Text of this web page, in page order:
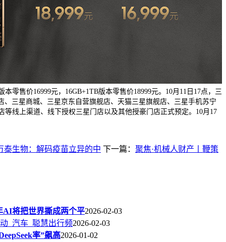
本零售价16999元，16GB+1TB版本零售价18999元。10月11日17点，三
、三星商城、三星京东自营旗舰店、天猫三星旗舰店、三星手机苏宁
等线上渠道、线下授权三星门店以及其他授豪门店正式预定。10月17
泰生物：解码疫苗立异的中 下一篇： 聚焦·机械人财产丨鞭策
AI将把世界撕成两个平2026-02-03
_汽车_聪慧出行频2026-02-03
率”飙高2026-01-02